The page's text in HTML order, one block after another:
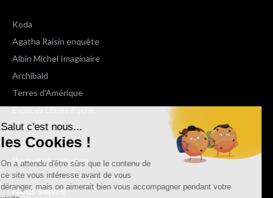
Salut c'est nous...
les Cookies !
On a attendu d'être sûrs que le contenu de
ce site vous intéresse avant de vous
déranger, mais on aimerait bien vous accompagner pendant votre
Koda
Agatha Raisin enquête
Albin Michel Imaginaire
Archibald
Terres d'Amérique
Espaces Libres Poche
NOX
Wiz
Voir toutes les collections
Nous suivre